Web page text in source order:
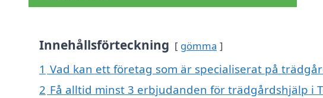
Innehållsförteckning gömma
1 Vad kan ett företag som är specialiserat på
2 Få alltid minst 3 erbjudanden för trädgårdshjälp i